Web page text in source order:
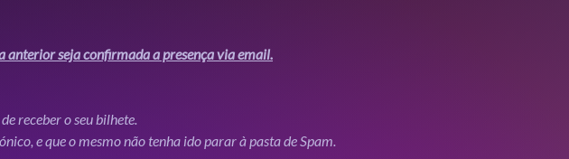
anterior seja confirmada a presença via email.
receber o seu bilhete.
e que o mesmo não tenha ido parar à pasta de Spam.